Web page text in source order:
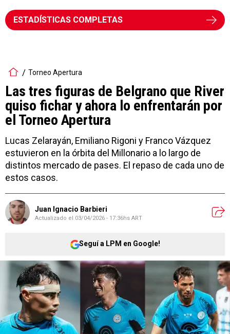
ESTADÍSTICAS COMPLETAS
Torneo Apertura
Las tres figuras de Belgrano que River
quiso fichar y ahora lo enfrentarán por
el Torneo Apertura
Lucas Zelarayán, Emiliano Rigoni y Franco Vázquez
estuvieron en la órbita del Millonario a lo largo de
distintos mercado de pases. El repaso de cada uno de
estos casos.
Juan Ignacio Barbieri
Actualizado el 03/04/2026 - 17:36hs ART
Seguí a LPM en Google!